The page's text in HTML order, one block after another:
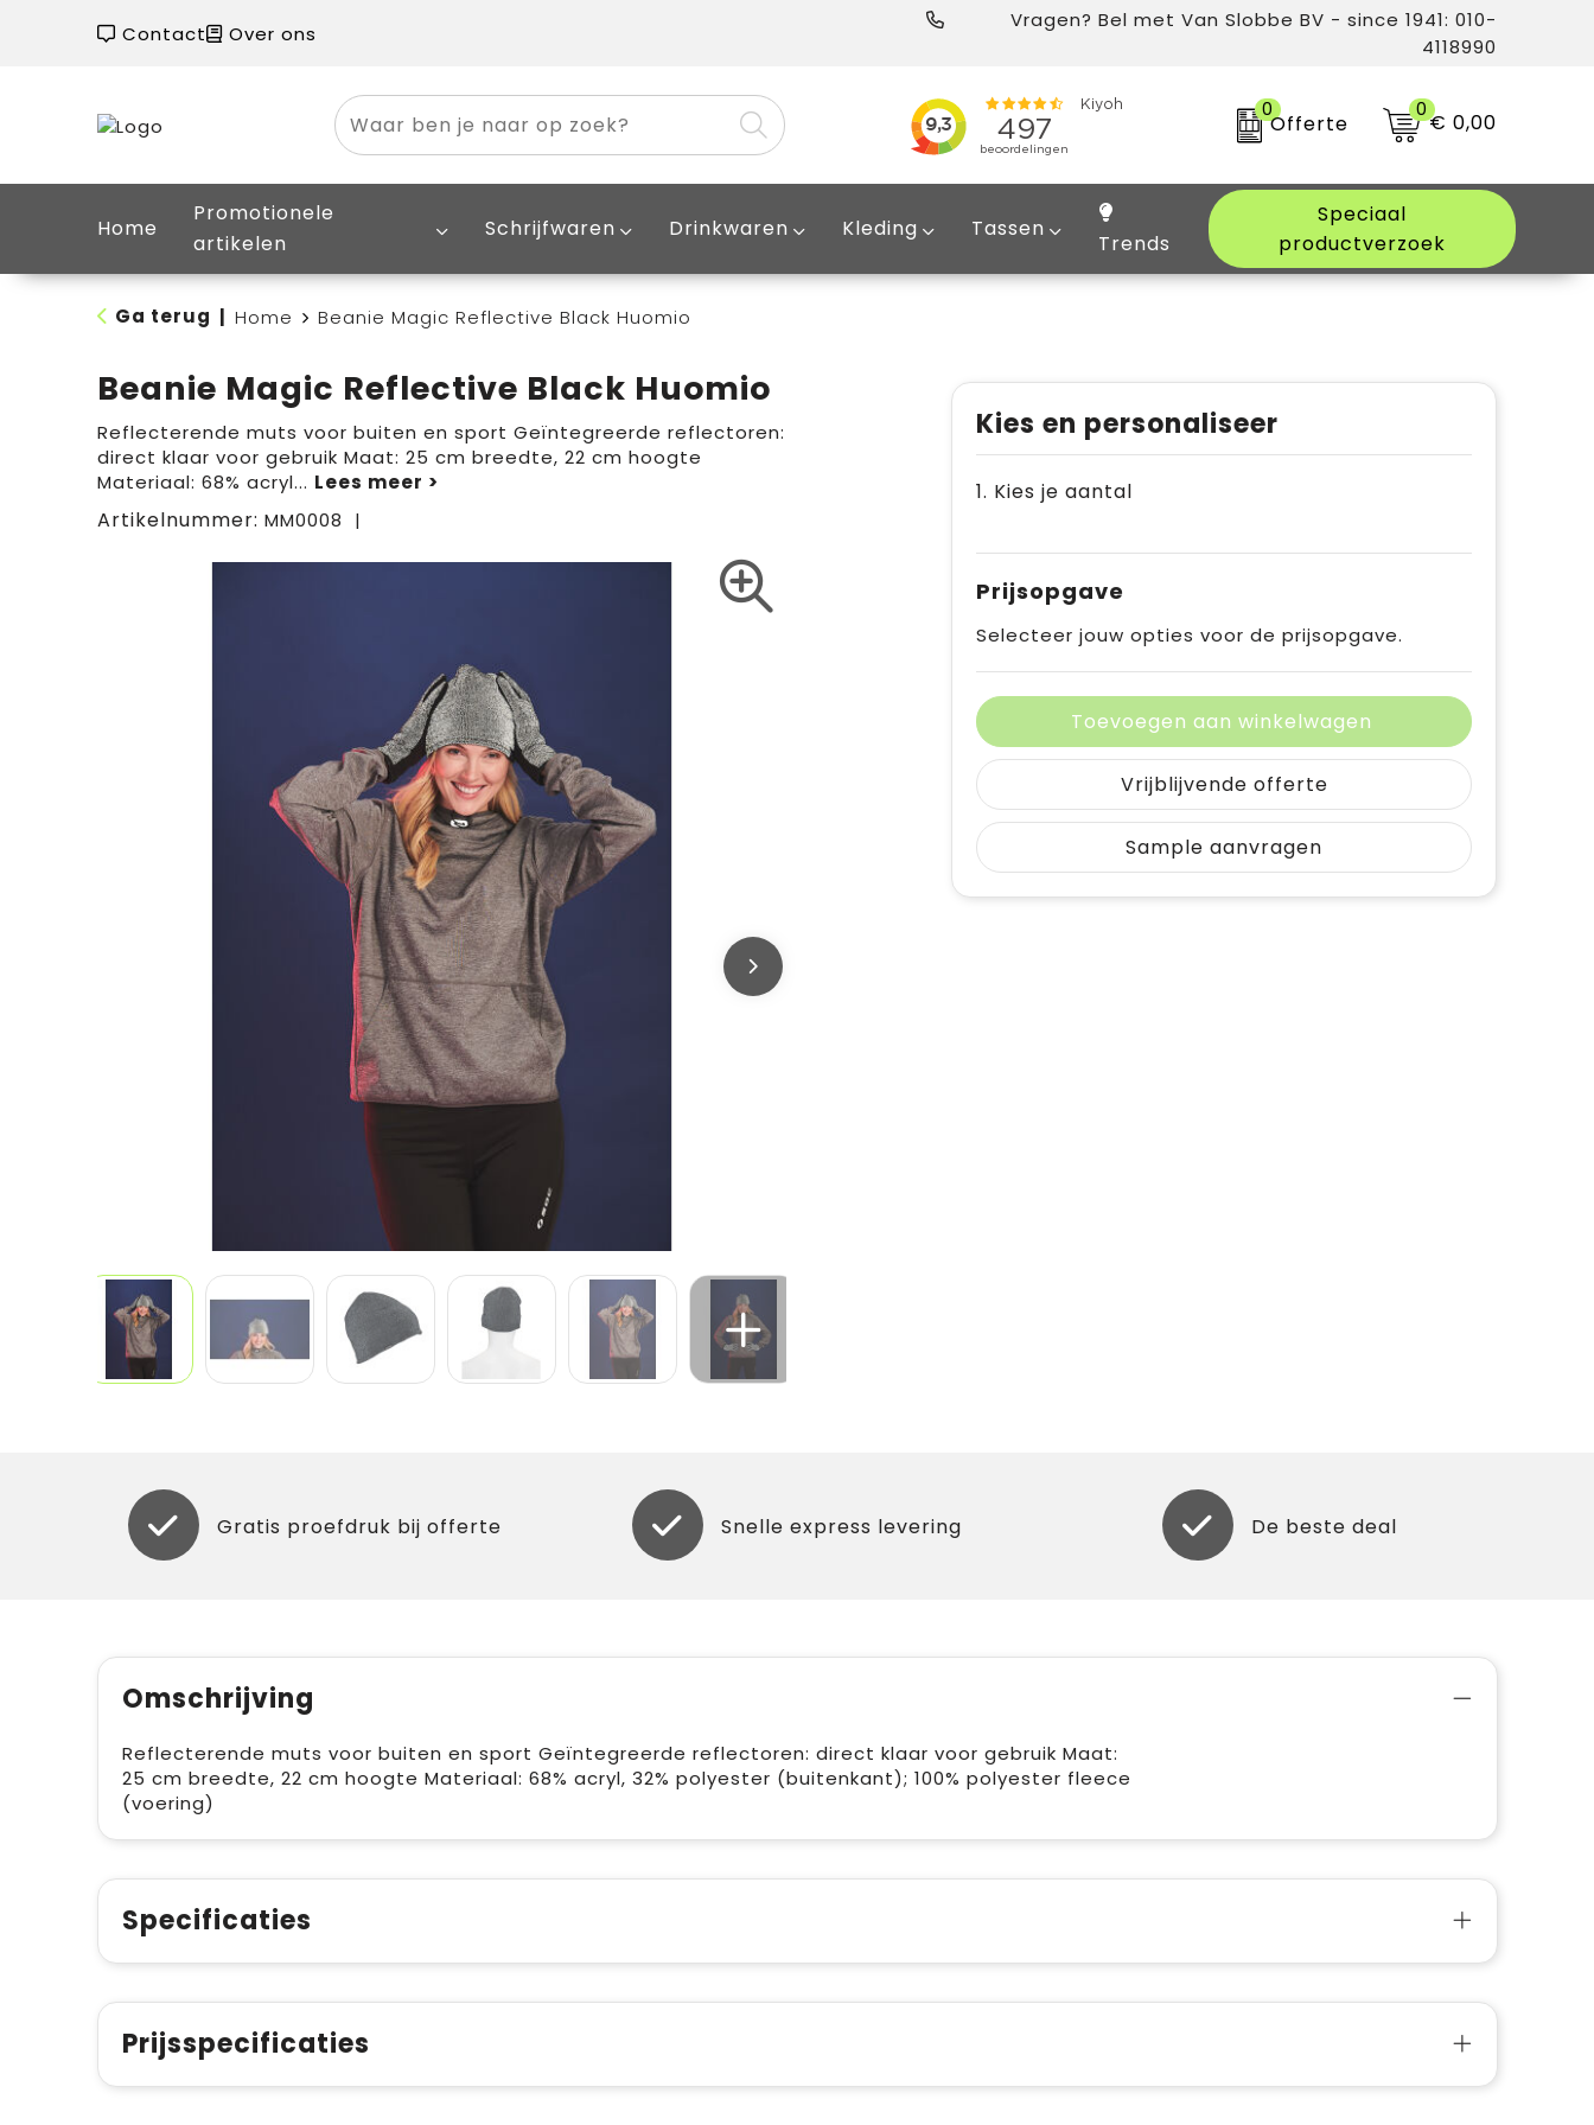
Contact Over ons
Vragen? Bel met Van Slobbe BV - since 1941: 010-
4118990
0
Offerte
0€ 0,00
Home
Promotionele
artikelen
Schrijfwaren Drinkwaren Kleding Tassen
Trends
Speciaal
productverzoek
Ga terug Home Beanie Magic Reflective Black Huomio
Beanie Magic Reflective Black Huomio
Reflecterende muts voor buiten en sport Geïntegreerde reflectoren:
direct klaar voor gebruik Maat: 25 cm breedte, 22 cm hoogte
Materiaal: 68% acryl...
Artikelnummer: MM0008
Kies en personaliseer
1. Kies je aantal
Prijsopgave
Selecteer jouw opties voor de prijsopgave.
Toevoegen aan winkelwagen
Vrijblijvende offerte
Sample aanvragen
Gratis proefdruk bij offerte Snelle express levering De beste deal
Omschrijving
Reflecterende muts voor buiten en sport Geïntegreerde reflectoren: direct klaar voor gebruik Maat:
25 cm breedte, 22 cm hoogte Materiaal: 68% acryl, 32% polyester (buitenkant); 100% polyester fleece
(voering)
Specificaties
Prijsspecificaties